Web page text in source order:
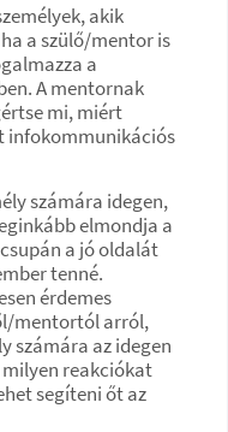
akik
a szülő/mentor is
a
A mentornak
mi, miért
infokommunikációs
számára idegen,
elmondja a
a jó oldalát
tenné.
érdemes
mentortól arról,
számára az idegen
reakciókat
segíteni őt az